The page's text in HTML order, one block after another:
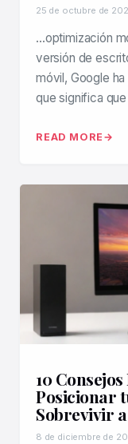
25 de octubre de
…optimización
versión de
móvil, Google
que significa
READ MORE
10
Posicionar
Sobrevivir
8 de diciembre de